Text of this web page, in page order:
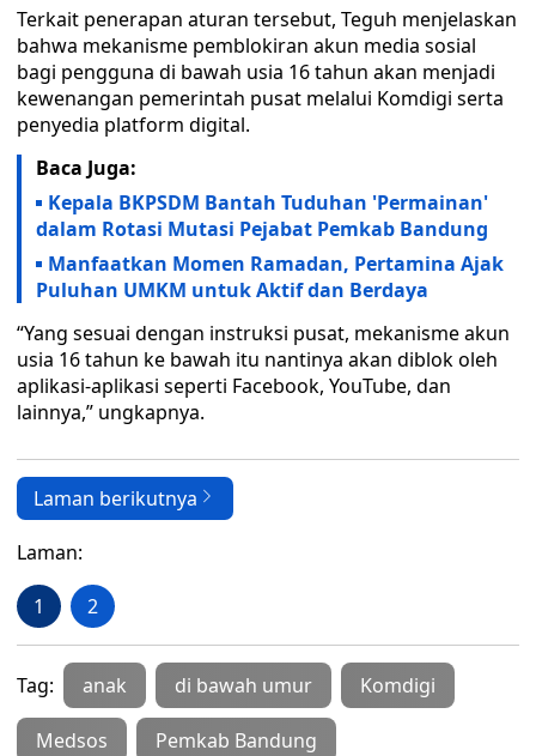
Terkait penerapan aturan tersebut, Teguh menjelaskan
bahwa mekanisme pemblokiran akun media sosial
bagi pengguna di bawah usia 16 tahun akan menjadi
kewenangan pemerintah pusat melalui Komdigi serta
penyedia platform digital.
Baca Juga:
Kepala BKPSDM Bantah Tuduhan 'Permainan'
dalam Rotasi Mutasi Pejabat Pemkab Bandung
Manfaatkan Momen Ramadan, Pertamina Ajak
Puluhan UMKM untuk Aktif dan Berdaya
“Yang sesuai dengan instruksi pusat, mekanisme akun
usia 16 tahun ke bawah itu nantinya akan diblok oleh
aplikasi-aplikasi seperti Facebook, YouTube, dan
lainnya,” ungkapnya.
Laman berikutnya
Laman:
1 2
Tag: anak di bawah umur Komdigi
Medsos Pemkab Bandung